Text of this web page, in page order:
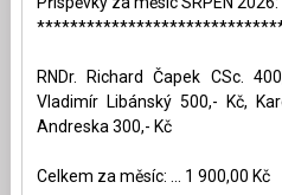
RNDr. Richard Čapek CSc.
Vladimír Libánský 500,- Kč,
Andreska 300,- Kč
Celkem za měsíc: ... 1 900,00 Kč